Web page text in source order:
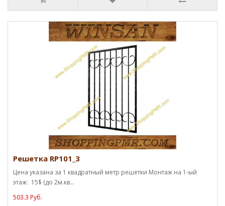
Решетка RP101_3
Цена указана за 1 квадратный метр решетки Монтаж на 1-ый
этаж: 15$ (до 2м.кв...
503.3 Руб.